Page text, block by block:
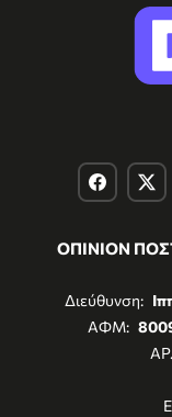
ΟΠΙΝΙΟΝ
Διεύθυνση:
ΑΦΜ: